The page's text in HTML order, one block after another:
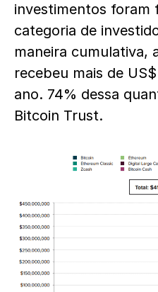
investimentos foram
categoria de
maneira cumulativa,
recebeu mais de
ano. 74% dessa
Bitcoin Trust.